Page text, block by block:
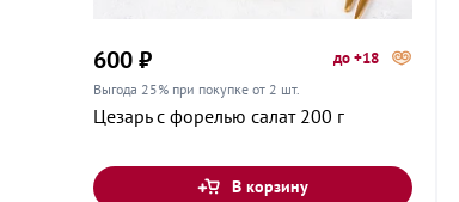
600 ₽ до +18
Выгода 25% при покупке от 2 шт.
Цезарь с форелью салат 200 г
В корзину